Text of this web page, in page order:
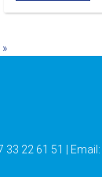
33 22 61 51 | Email: